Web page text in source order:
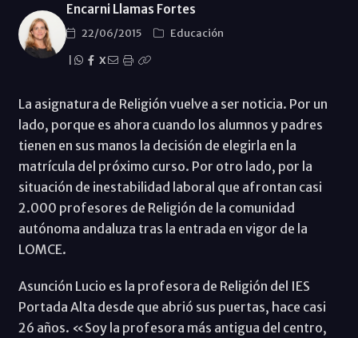
Encarni Llamas Fortes
22/06/2015
Educación
X
La asignatura de Religión vuelve a ser noticia. Por un
lado, porque es ahora cuando los alumnos y padres
tienen en sus manos la decisión de elegirla en la
matrícula del próximo curso. Por otro lado, por la
situación de inestabilidad laboral que afrontan casi
2.000 profesores de Religión de la comunidad
autónoma andaluza tras la entrada en vigor de la
LOMCE.
Asunción Lucio es la profesora de Religión del IES
Portada Alta desde que abrió sus puertas, hace casi
26 años. «Soy la profesora más antigua del centro,